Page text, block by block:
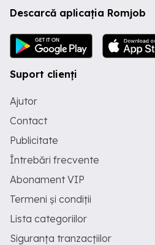
Locație:
Descarcă aplicația Romjob
Suport clienți
Ajutor
Contact
Publicitate
Întrebări frecvente
Abonament VIP
Termeni și condiții
Lista categoriilor
Siguranța tranzacțiilor